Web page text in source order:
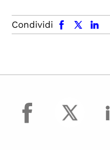
Condividi
facebook x.com linkedin
facebook